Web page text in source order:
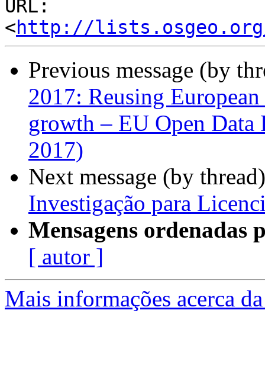
URL:
<http://lists.osgeo.org/
Previous message (by
2017: Reusing
growth – EU Open Data
2017)
Next message (by
Investigação para
Mensagens ordenadas
[ autor ]
Mais informações acerca